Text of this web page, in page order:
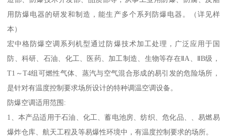
用防爆电器的研发和制造，能生产多个系列防爆电器。（详见样
本）
宏中格防爆空调系列机型通过防爆技术加工处理，广泛应用于国
防、科研、石油、化工、医药、加工制造、生物等存在ⅡA、ⅡB级，
T1～T4组可燃性气体、蒸汽与空气混合形成的易引发的危险场所，
是针对有温度控制要求场所设计的特种调温空调设备。
防爆空调适用范围:
1、本产品适用于石油、化工、蓄电池房、纺织、危化品、、易燃易
爆炸仓库、航天工程及等易爆性环境中，有温度控制要求的场所。